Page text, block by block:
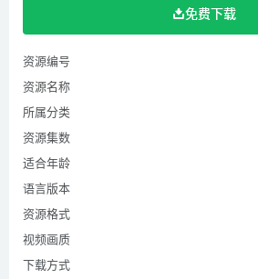
免费下载
资源编号
资源名称
所属分类
资源集数
适合年龄
语言版本
资源格式
视频画质
下载方式